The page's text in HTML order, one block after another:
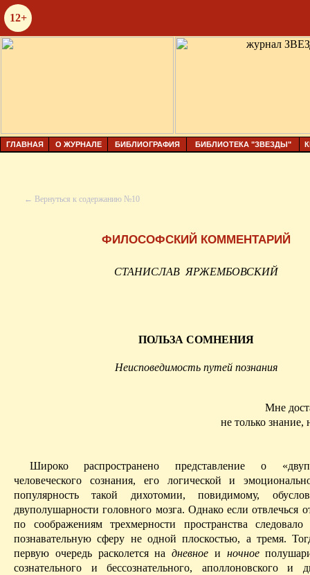
12+
ГЛАВНАЯ О ЖУРНАЛЕ БИБЛИОГРАФИЯ БИБЛИОТЕКА "ЗВЕЗДЫ"
← Вернуться к содержанию №10
ФИЛОСОФСКИЙ КОММЕНТАРИЙ
СТАНИСЛАВ ЯРЖЕМБОВСКИЙ
ПОЛЬЗА СОМНЕНИЯ
Неисповедимость путей познания
Мне
не только знание,
Широко распространено представление о
человеческого сознания, его логической и
популярность такой дихотомии, повидимому,
двуполушарности головного мозга. Однако если отвлечься
по соображениям трехмерности пространства
познавательную сферу не одной плоскостью, а тремя.
первую очередь расколется надневное и ночное
сознательного и бессознательного, аполло­новского и